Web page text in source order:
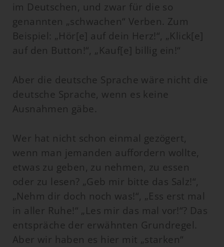
im Deutschen, und zwar für die so
genannten „schwachen“ Verben. Zum
Beispiel: „Hör[e] auf dein Herz!“, „Klick[e]
auf den Button!“, „Kauf[e] billig ein!“
Aber die deutsche Sprache wäre nicht die
deutsche Sprache, wenn es keine
Ausnahmen gäbe.
Wer hat nicht schon einmal gezögert,
wenn man jemanden auffordern wollte,
etwas zu geben, zu nehmen, zu essen
oder zu lesen? „Geb mir bitte das Salz!“,
„Nehm dir doch noch was!“, „Ess erst mal
in aller Ruhe!“ „Les mir das mal vor!“? Das
entspräche der erwähnten Grundregel.
Aber wir haben es hier mit „starken“